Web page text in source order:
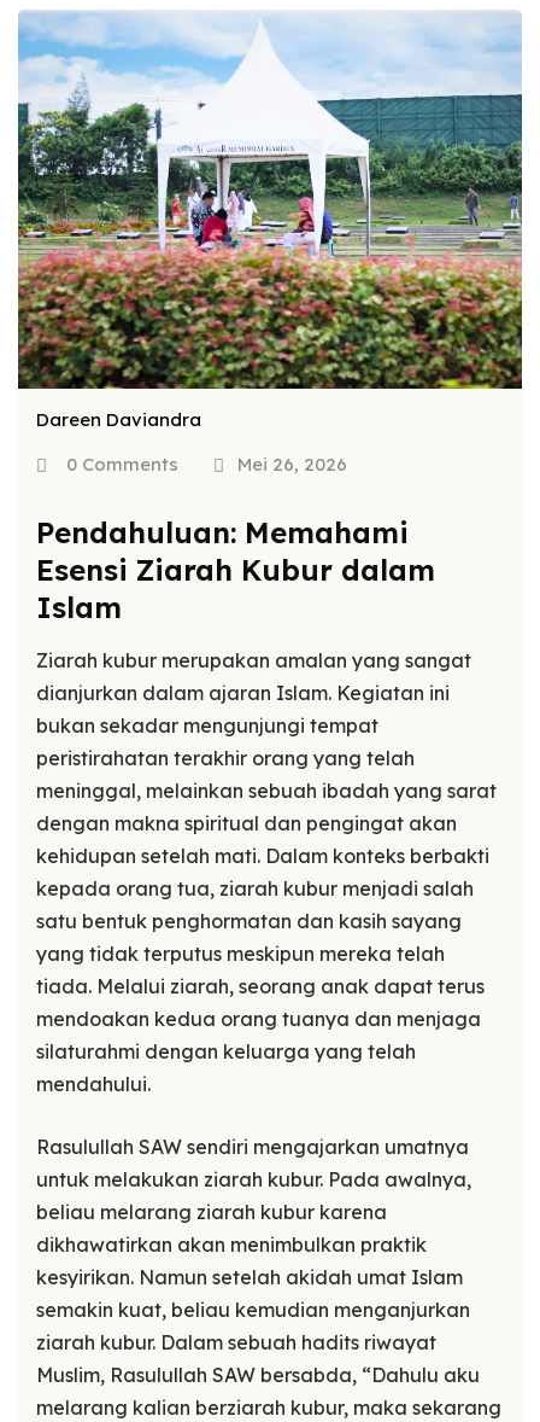
Dareen Daviandra
0 Comments
Mei 26, 2026
Pendahuluan: Memahami
Esensi Ziarah Kubur dalam
Islam
Ziarah kubur merupakan amalan yang sangat
dianjurkan dalam ajaran Islam. Kegiatan ini
bukan sekadar mengunjungi tempat
peristirahatan terakhir orang yang telah
meninggal, melainkan sebuah ibadah yang sarat
dengan makna spiritual dan pengingat akan
kehidupan setelah mati. Dalam konteks berbakti
kepada orang tua, ziarah kubur menjadi salah
satu bentuk penghormatan dan kasih sayang
yang tidak terputus meskipun mereka telah
tiada. Melalui ziarah, seorang anak dapat terus
mendoakan kedua orang tuanya dan menjaga
silaturahmi dengan keluarga yang telah
mendahului.
Rasulullah SAW sendiri mengajarkan umatnya
untuk melakukan ziarah kubur. Pada awalnya,
beliau melarang ziarah kubur karena
dikhawatirkan akan menimbulkan praktik
kesyirikan. Namun setelah akidah umat Islam
semakin kuat, beliau kemudian menganjurkan
ziarah kubur. Dalam sebuah hadits riwayat
Muslim, Rasulullah SAW bersabda, “Dahulu aku
melarang kalian berziarah kubur, maka sekarang